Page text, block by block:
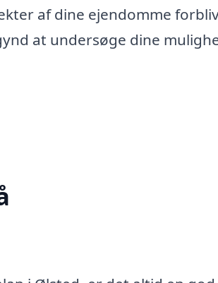
af dine ejendomme
at undersøge dine